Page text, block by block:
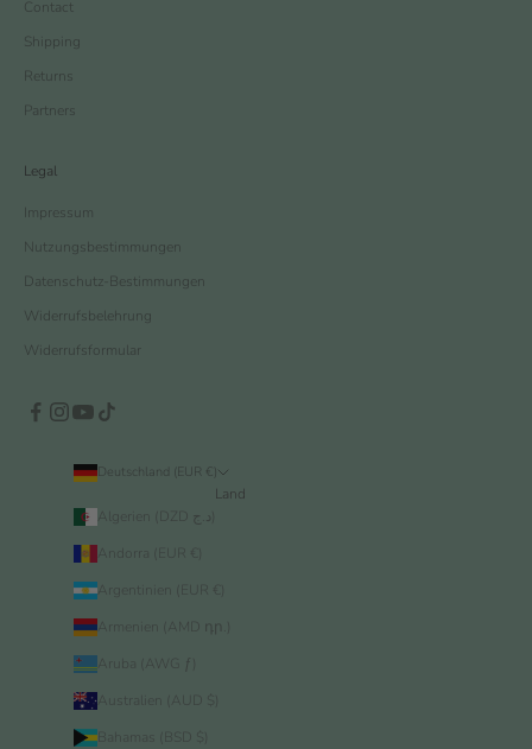
Contact
Shipping
Returns
Partners
Legal
Impressum
Nutzungsbestimmungen
Datenschutz-Bestimmungen
Widerrufsbelehrung
Widerrufsformular
Deutschland (EUR €)
Land
Andorra (EUR €)
Argentinien (EUR €)
Armenien (AMD դր.)
Aruba (AWG ƒ)
Australien (AUD $)
Bahamas (BSD $)